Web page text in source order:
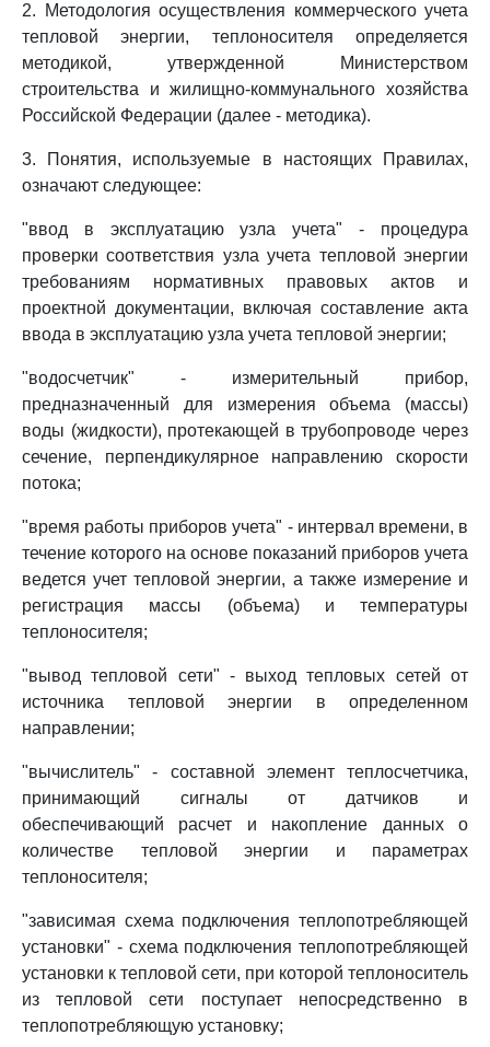
2. Методология осуществления коммерческого учета
тепловой энергии, теплоносителя определяется
методикой, утвержденной Министерством
строительства и жилищно-коммунального хозяйства
Российской Федерации (далее - методика).
3. Понятия, используемые в настоящих Правилах,
означают следующее:
"ввод в эксплуатацию узла учета" - процедура
проверки соответствия узла учета тепловой энергии
требованиям нормативных правовых актов и
проектной документации, включая составление акта
ввода в эксплуатацию узла учета тепловой энергии;
"водосчетчик" - измерительный прибор,
предназначенный для измерения объема (массы)
воды (жидкости), протекающей в трубопроводе через
сечение, перпендикулярное направлению скорости
потока;
"время работы приборов учета" - интервал времени, в
течение которого на основе показаний приборов учета
ведется учет тепловой энергии, а также измерение и
регистрация массы (объема) и температуры
теплоносителя;
"вывод тепловой сети" - выход тепловых сетей от
источника тепловой энергии в определенном
направлении;
"вычислитель" - составной элемент теплосчетчика,
принимающий сигналы от датчиков и
обеспечивающий расчет и накопление данных о
количестве тепловой энергии и параметрах
теплоносителя;
"зависимая схема подключения теплопотребляющей
установки" - схема подключения теплопотребляющей
установки к тепловой сети, при которой теплоноситель
из тепловой сети поступает непосредственно в
теплопотребляющую установку;